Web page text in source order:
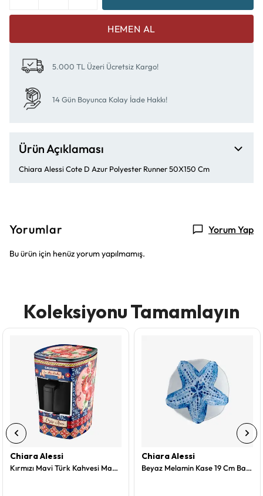
HEMEN AL
5.000 TL Üzeri Ücretsiz Kargo!
14 Gün Boyunca Kolay İade Hakkı!
Ürün Açıklaması
Chiara Alessi Cote D Azur Polyester Runner 50X150 Cm
Yorumlar Yorum Yap
Bu ürün için henüz yorum yapılmamış.
Koleksiyonu Tamamlayın
Chiara Alessi
Kırmızı Mavi Türk Kahvesi Makinesi Grundig La Vita E Bella Collection by Chiara Alessi
Chiara Alessi
Beyaz Melamin Kase 19 Cm Bambu Collection by Chiara Alessi